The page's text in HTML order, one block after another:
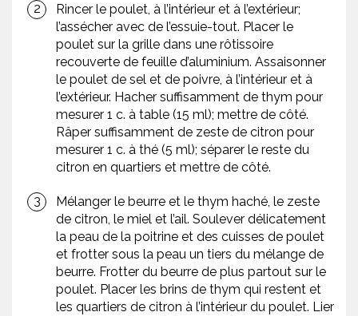
Rincer le poulet, à l’intérieur et à l’extérieur;
l’assécher avec de l’essuie-tout. Placer le
poulet sur la grille dans une rôtissoire
recouverte de feuille d’aluminium. Assaisonner
le poulet de sel et de poivre, à l’intérieur et à
l’extérieur. Hacher suffisamment de thym pour
mesurer 1 c. à table (15 ml); mettre de côté.
Râper suffisamment de zeste de citron pour
mesurer 1 c. à thé (5 ml); séparer le reste du
citron en quartiers et mettre de côté.
Mélanger le beurre et le thym haché, le zeste
de citron, le miel et l’ail. Soulever délicatement
la peau de la poitrine et des cuisses de poulet
et frotter sous la peau un tiers du mélange de
beurre. Frotter du beurre de plus partout sur le
poulet. Placer les brins de thym qui restent et
les quartiers de citron à l’intérieur du poulet. Lier